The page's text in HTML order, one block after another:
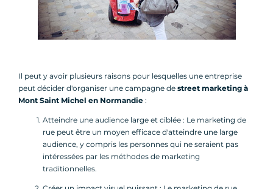
Il peut y avoir plusieurs raisons pour lesquelles une entreprise
peut décider d'organiser une campagne de street marketing à
Mont Saint Michel en Normandie :
Atteindre une audience large et ciblée : Le marketing de
rue peut être un moyen efficace d'atteindre une large
audience, y compris les personnes qui ne seraient pas
intéressées par les méthodes de marketing
traditionnelles.